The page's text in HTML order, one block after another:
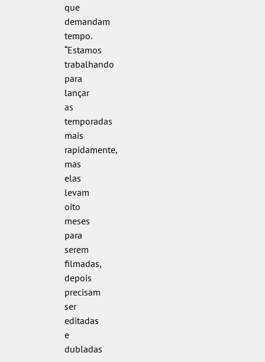
que
demandam
tempo.
“Estamos
trabalhando
para
lançar
as
temporadas
mais
rapidamente,
mas
elas
levam
oito
meses
para
serem
filmadas,
depois
precisam
ser
editadas
e
dubladas